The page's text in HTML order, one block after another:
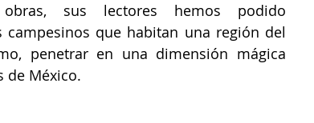
obras, sus lectores hemos podido
que habitan una región del
penetrar en una dimensión mágica
de México.